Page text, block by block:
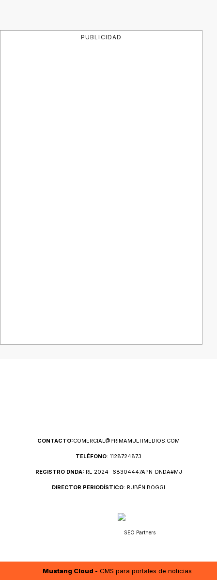
PUBLICIDAD
CONTACTO:COMERCIAL@PRIMAMULTIMEDIOS.COM
TELÉFONO: 1128724873
REGISTRO DNDA: RL-2024- 68304447APN-DNDA#MJ
DIRECTOR PERIODÍSTICO: RUBÉN BOGGI
SEO Partners
Mustang Cloud - CMS para portales de noticias